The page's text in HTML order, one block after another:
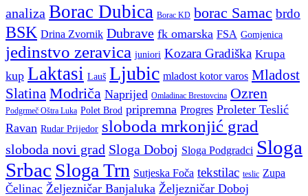
analiza Borac Dubica Borac KD borac Samac brdo
BSK Drina Zvornik Dubrave fk omarska FSA Gomjenica
jedinstvo zeravica juniori Kozara Gradiška Krupa
kup Laktasi Lauš Ljubic mladost kotor varos Mladost
Slatina Modriča Naprijed Omladinac Brestovcina Ozren
Podgrmeč Oštra Luka Polet Brod pripremna Progres Proleter Teslić
Ravan Rudar Prijedor sloboda mrkonjić grad
sloboda novi grad Sloga Doboj Sloga Podgradci Sloga
Srbac Sloga Trn Sutjeska Foča tekstilac teslic Zupa
Čelinac Željezničar Banjaluka Željezničar Doboj